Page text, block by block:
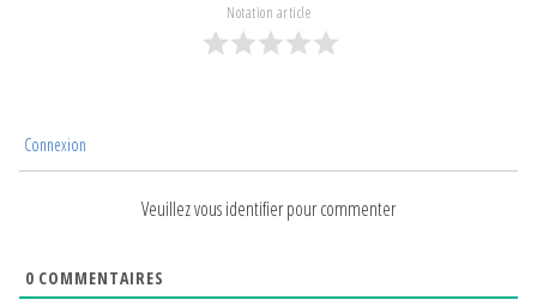
Notation article
Connexion
Veuillez vous identifier pour commenter
0 COMMENTAIRES